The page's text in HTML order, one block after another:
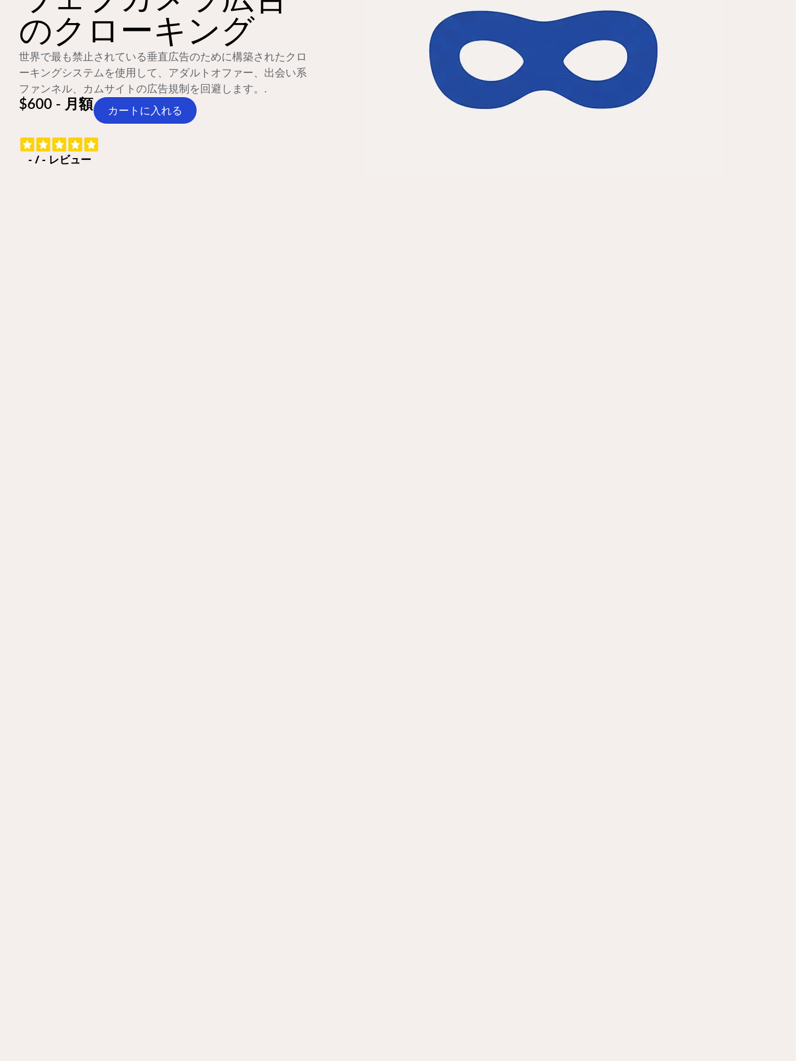
のクローキング
世界で最も禁止されている垂直広告のために構築されたクロ
ーキングシステムを使用して、アダルトオファー、出会い系
ファンネル、カムサイトの広告規制を回避します。.
$600 - 月額
カートに入れる
-/-レビュー